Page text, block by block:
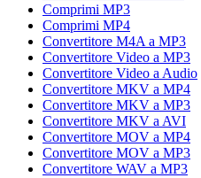
Comprimi MP3
Comprimi MP4
Convertitore M4A a MP3
Convertitore Video a MP3
Convertitore Video a Audio
Convertitore MKV a MP4
Convertitore MKV a MP3
Convertitore MKV a AVI
Convertitore MOV a MP4
Convertitore MOV a MP3
Convertitore WAV a MP3